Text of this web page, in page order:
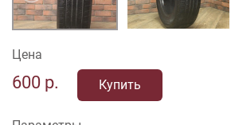
Цена
600 р. Купить